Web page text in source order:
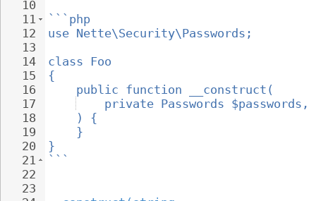
10
11
12
13
14
15
16
17
18
19
20
21
22
23
```php
use Nette\Security\Passwords;
class Foo
{
public function __construct(
private Passwords $passwords,
) {
}
}
```